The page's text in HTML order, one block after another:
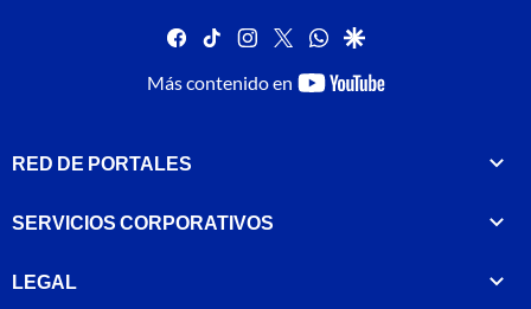
facebook
tiktok instagram
twitterwhatsapp
google
Más contenido en
youtube-
RED DE PORTALES
SERVICIOS CORPORATIVOS
LEGAL